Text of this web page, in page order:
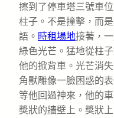
擦到了停車塔三號車
柱子。不是撞擊，而
語。 時租場地接著，
綠色光芒。猛地從柱
他的掀背車。光芒消
角獸雕像一臉困惑的
等他回過神來，他的
獎狀的牆壁上。獎狀